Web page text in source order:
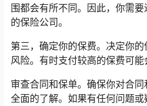
围都会有所不同。因此，你需
的保险公司。
第三，确定你的保费。决定你
风险。有时支付较高的保费可能
审查合同和保单。确保你对合
全面的了解。如果有任何问题